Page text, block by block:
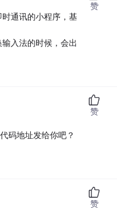
通讯的小程序，基
入法的时候，会出
赞
码地址发给你吧？
赞
赞